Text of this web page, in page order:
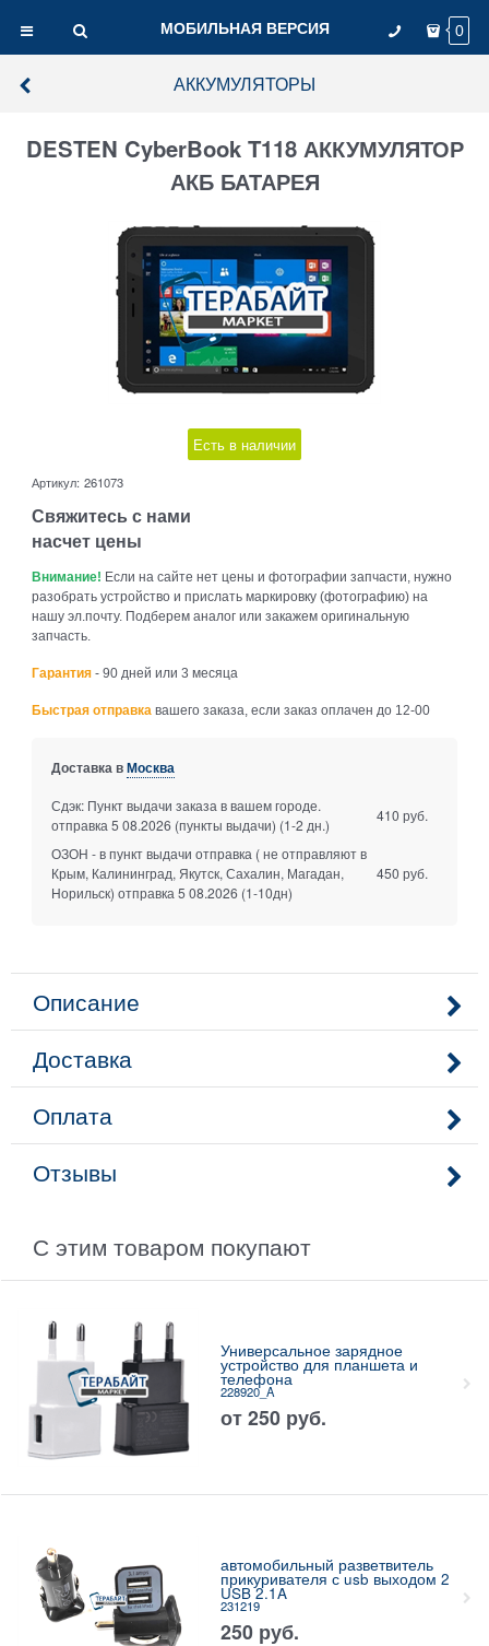
МОБИЛЬНАЯ ВЕРСИЯ 0
АККУМУЛЯТОРЫ
DESTEN CyberBook T118 АККУМУЛЯТОР
АКБ БАТАРЕЯ
Есть в наличии
Артикул: 261073
Свяжитесь с нами
насчет цены
Внимание! Если на сайте нет цены и фотографии запчасти, нужно
разобрать устройство и прислать маркировку (фотографию) на
нашу эл.почту. Подберем аналог или закажем оригинальную
запчасть.
Гарантия - 90 дней или 3 месяца
Быстрая отправка вашего заказа, если заказ оплачен до 12-00
Доставка вМосква
Сдэк: Пункт выдачи заказа в вашем городе.
отправка 5 08.2026 (пункты выдачи) (1-2 дн.)
410 руб.
ОЗОН - в пункт выдачи отправка ( не отправляют в
Крым, Калининград, Якутск, Сахалин, Магадан,
Норильск) отправка 5 08.2026 (1-10дн)
450 руб.
Описание
Доставка
Оплата
Отзывы
С этим товаром покупают
Универсальное зарядное
устройство для планшета и
телефона
228920_A
от 250 руб.
автомобильный разветвитель
прикуривателя с usb выходом 2
USB 2.1A
231219
250 руб.